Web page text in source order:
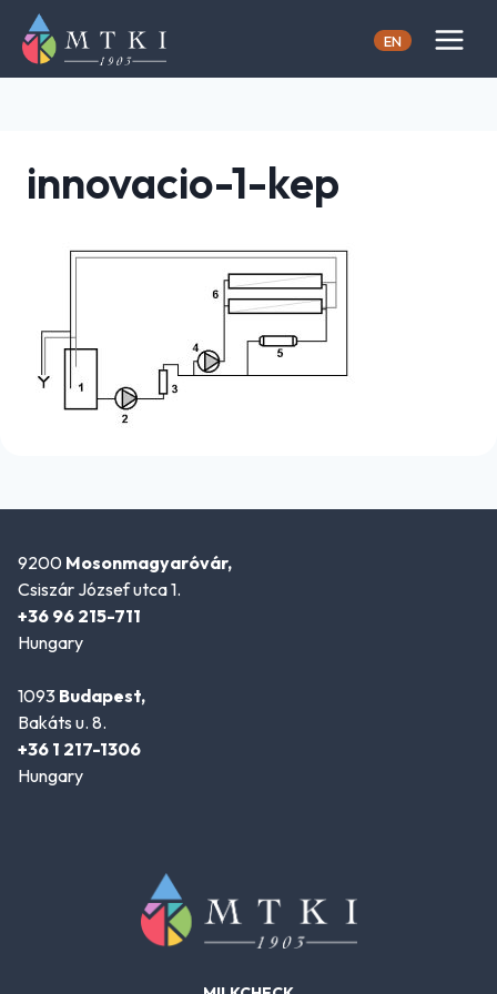
content
EN
innovacio-1-kep
9200 Mosonmagyaróvár,
Csiszár József utca 1.
+36 96 215-711
Hungary
1093 Budapest,
Bakáts u. 8.
+36 1 217-1306
Hungary